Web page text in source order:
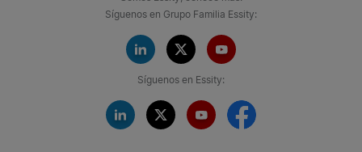
Síguenos en Grupo Familia Essity:
Síguenos en Essity: